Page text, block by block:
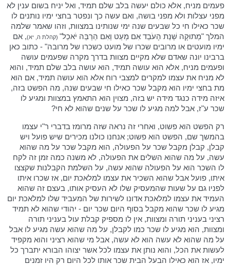
פעמים מניח, אלא כולם יעשה בלב שלם תמיד, ואל יניח בשום ענין לא
מפני עצלות ולא מפני בושה, ואם עשה כך ונפטר בחצי ימיו נותנים לו
שכר כאילו חי כל שבעים שנה ימי שנותינו במצוות, וזהו שאמר שלמה
המלך "מְתוּקָה שְׁנַת הָעֹבֵד אִם מְעַט וְאִם הַרְבֵּה יֹאכֵל" (קהלת ה, יא), אם
ימיו מועטים או מרובים שכרו של מועט כשכרו של מרובה" - כתוב כאן
ברבינו יונה שאדם שלא מקיים מצוות בדרך מקרה שפעמים עושה
ופעמים מניח, אלא הוא עושה תמיד, הוא עושה בלב שלם תמיד, והוא
לא מניח את עצמו למקרים למצבי רוח אלא הוא עושה תמיד, אם הוא
מת בחצי ימיו הוא מקבל שכר כאילו חי שבעים שנה, מה הפשט בזה,
איזה מידה כנגד מידה יש בזה, מצוין הוא התאמץ במצוות ומגיע לו
שכר ע"ז, אבל למה מגיע לו שכר על שנים שהוא לא חי?
רק הפשט הוא פשוט, ואחרי זה נראה שזה מרומז בדברי ר"י עצמו
בהמשך שם, הפשט הוא פשוט; אנחנו כולנו מכירים שיש פועל ויש
קבלן, קבלן מקבל שכר על הפעולה, הוא מקבל שכר על מה שהוא
עשה, על מה שהוא השלים את הפעולה, לא משנה כמה זמן זה לקח
לו השכר הוא על הפעולה שהוא עשה, על השלמת הקבלנות שקצצו
איתו, פועל אבל שהוא השכיר את עצמו למלאכת יום, אז שכרו איתו
לפניו גם על שעות שהמעסיק שלו לא העסיק אותו, בעצם זה שהוא
העמיד את עצמו למלאכת אדונו לשירות של המעביד שלו למלאכת יום
מגיע לו שכר שהוא מקבל בסוף היום שכר יום - יהודי שהוא לא תמיד
רציני בעניני תורה ומצוות, אין לו מספיק קבלת עול בעניני תורה
ומצוות, הוא מגיע לו שכר כמו לקבלן, על מה שהוא עשה מגיע לו אבל
על מה שהוא לא עשה הוא לא עשה, אבל מי שהוא רציני והוא מקפיד
לעשות את הכל, והוא נותן את עצמו לכל אשר יצוהו הבורא יתברך כל
ימיו, אז הוא כאילו הבעל הבית שכר אותו לכל היום רק היו זמנים